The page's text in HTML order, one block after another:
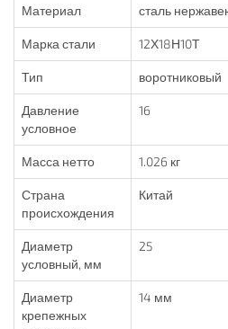
Материал сталь
Марка стали 12Х18Н10Т
Тип воротниковый
Давление
условное
16
Масса нетто 1.026 кг
Страна
происхождения
Китай
Диаметр
условный, мм
25
Диаметр
крепежных
14 мм